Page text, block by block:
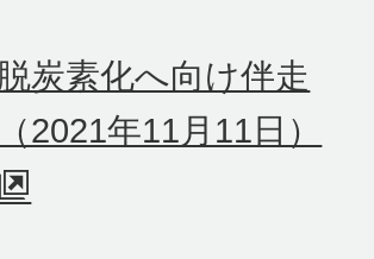
脱炭素化へ向け伴走
（2021年11月11日）